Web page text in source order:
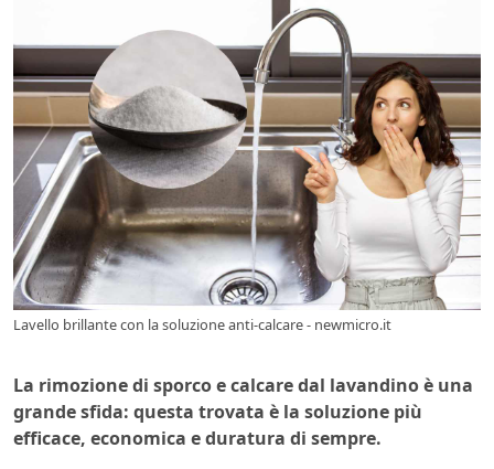
Lavello brillante con la soluzione anti-calcare - newmicro.it
La rimozione di sporco e calcare dal lavandino è una
grande sfida: questa trovata è la soluzione più
efficace, economica e duratura di sempre.